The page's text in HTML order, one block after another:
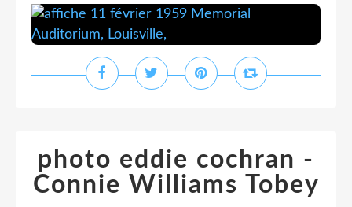
photo eddie cochran -
Connie Williams Tobey